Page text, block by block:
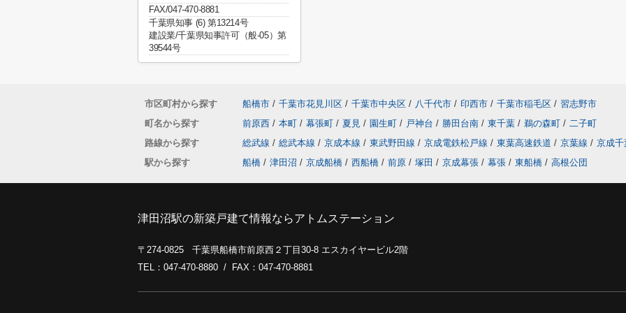
FAX/047-470-8881
千葉県知事 (6) 第13214号
建設業/千葉県知事許可（般-05）第
39544号
市区町村から探す 船橋市 / 千葉市花見川区 / 千葉市中央区 / 八千代市 / 印西市 / 千葉市稲毛区 / 習志野市
町名から探す
前原西 / 本町 / 幕張町 / 夏見 / 園生町 / 戸神台 / 勝田台南 / 東千葉 / 鵜の森町 / 二子町
路線から探す
総武線 / 総武本線 / 京成本線 / 東武野田線 / 京成電鉄松戸線 / 東葉高速鉄道 / 京葉線 / 京成千
駅から探す
船橋 / 津田沼 / 京成船橋 / 西船橋 / 前原 / 塚田 / 京成幕張 / 幕張 / 東船橋 / 高根公団
津田沼駅の新築戸建て情報ならアトムステーション
〒274-0825 千葉県船橋市前原西２丁目30-8 エスカイヤービル2階
TEL：047-470-8880 / FAX：047-470-8881